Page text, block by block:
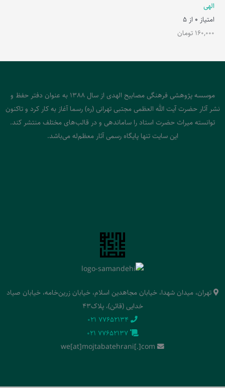
الهی
امتیاز 0 از 5
160,000 تومان
موسسه پژوهشی فرهنگی مصابیح الهدی از سال 1388 به عنوان دفتر حفظ و
نشر آثار حضرت آیت الله العظمی مجتبی تهرانی (ره) رسما آغاز به کار کرد و تاکنون
توانسته میراث حضرت استاد را ساماندهی و در قالب‌های مختلف منتشر کند.
این سایت تنها پایگاه رسمی آثار معظم‌له می‌باشد.
تهران، میدان شهدا، خیابان مجاهدین اسلام، خیابان زرین‌خامه، خیابان صیاد
خدایی (قائن)، پلاک43
‭021 77652134‬
‭021 77652137‬
we[at]mojtabatehrani[.]com